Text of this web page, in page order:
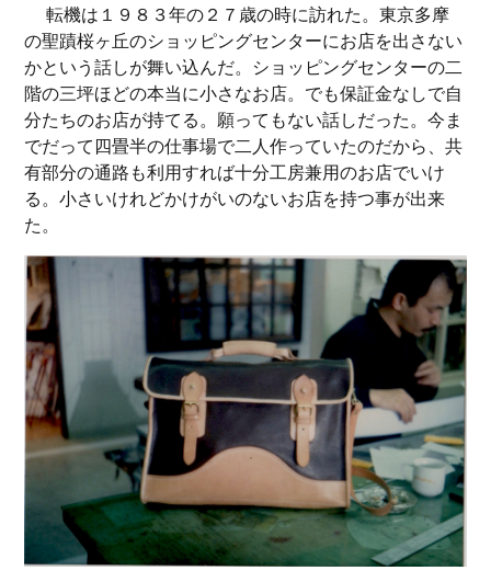
転機は１９８３年の２７歳の時に訪れた。東京多摩
の聖蹟桜ヶ丘のショッピングセンターにお店を出さない
かという話しが舞い込んだ。ショッピングセンターの二
階の三坪ほどの本当に小さなお店。でも保証金なしで自
分たちのお店が持てる。願ってもない話しだった。今ま
でだって四畳半の仕事場で二人作っていたのだから、共
有部分の通路も利用すれば十分工房兼用のお店でいけ
る。小さいけれどかけがいのないお店を持つ事が出来
た。